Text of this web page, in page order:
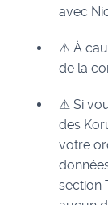
avec
⚠ À
de la
⚠ Si
des
votre
section